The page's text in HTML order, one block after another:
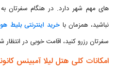
های مهم شهر دارد. در هنگام سفرتان
نباشید، همزمان باخرید اینترنتی بلیط
سفرتان رزرو کنید، اقامت خوبی در
امکانات کلی هتل لیلا آمبینس